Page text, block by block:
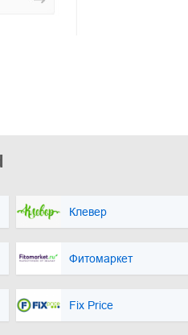
Клевер
Фитомаркет
Fix Price